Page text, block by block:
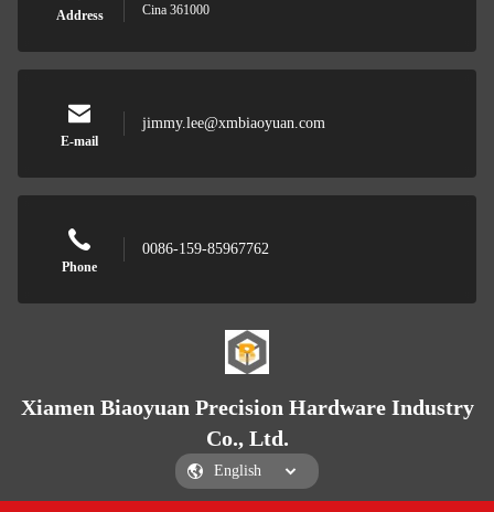
Address
Cina 361000
E-mail
jimmy.lee@xmbiaoyuan.com
Phone
0086-159-85967762
Xiamen Biaoyuan Precision Hardware Industry
Co., Ltd.